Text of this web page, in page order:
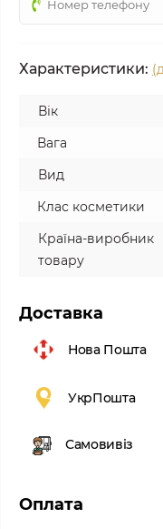
Характеристики:
Вік
Вага
Вид
Клас косметики
Країна-виробник
товару
Доставка
Нова Пошта
УкрПошта
Самовивіз
Оплата